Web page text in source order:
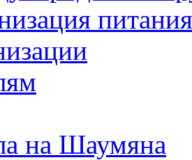
на Шаумяна